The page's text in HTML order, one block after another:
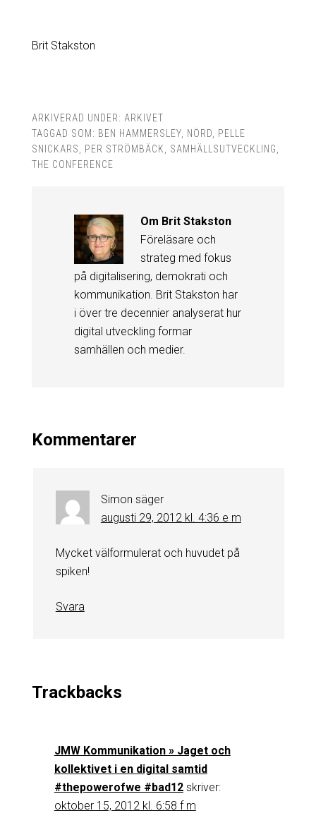
Brit Stakston
ARKIVERAD UNDER: ARKIVET
TAGGAD SOM: BEN HAMMERSLEY, NÖRD
PELLE
SNICKARS
PER STRÖMBÄCK SAMHÄLLSUTVECKLING
THE CONFERENCE
Om Brit Stakston
Föreläsare och
strateg med fokus
på digitalisering, demokrati och
kommunikation. Brit Stakston har
i över tre decennier analyserat hur
digital utveckling formar
samhällen och medier.
Kommentarer
Simon säger
augusti 29, 2012 kl. 4:36 e m
Mycket välformulerat och huvudet på
spiken!
Svara
Trackbacks
JMW Kommunikation » Jaget och
kollektivet i en digital samtid
#thepowerofwe #bad12 skriver:
oktober 15, 2012 kl. 6:58 f m